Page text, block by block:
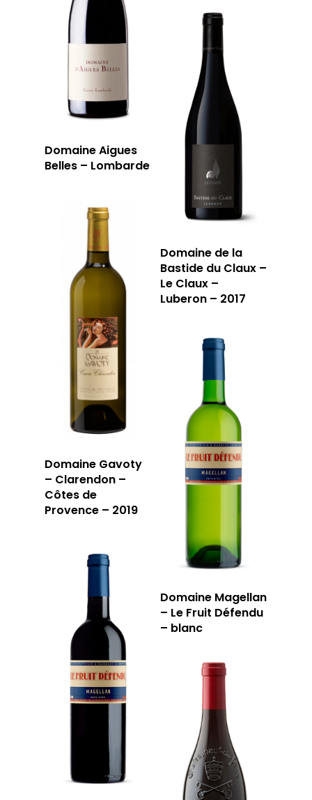
Domaine Aigues
Belles – Lombarde
Domaine de la
Bastide du Claux –
Le Claux –
Luberon – 2017
Domaine Gavoty
– Clarendon –
Côtes de
Provence – 2019
Domaine Magellan
– Le Fruit Défendu
– blanc